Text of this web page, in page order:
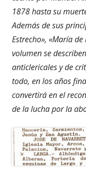
1878 hasta su
Además de sus
Estrecho», «María de
volumen se
anticlericales y de
todo, en los años
convertirá en el
de la lucha por la